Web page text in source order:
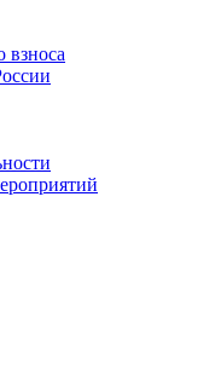
взноса